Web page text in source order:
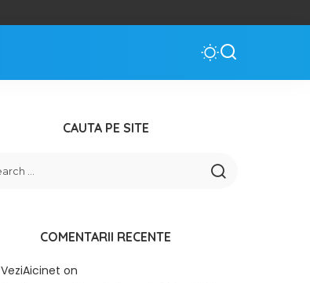
CAUTA PE SITE
COMENTARII RECENTE
VeziAicinet on